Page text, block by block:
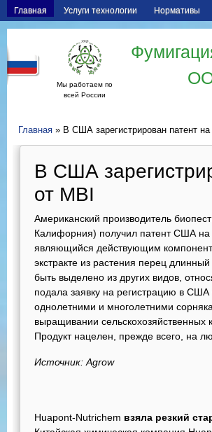
Главная Услуги технологии Нормативы
Мы работаем по
всей России
Главная » В США зарегистрирован патент на
В США
от MBI
Американский производитель
Калифорния) получил патент США на
являющийся действующим
экстракте из растения перец
быть выделено из других видов,
подала заявку на регистрацию в
однолетними и многолетними
выращивании сельскохозяйственных
Продукт нацелен, прежде всего, на
Источник: Agrow
Huapont-Nutrichem взяла резкий